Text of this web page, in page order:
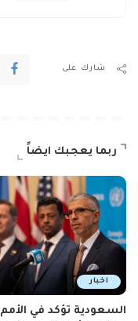
شارك على
ربما يعجبك ايضاً
اخبار
السعودية تؤكد في الأمم